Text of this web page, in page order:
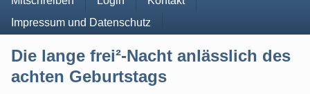
Impressum und Datenschutz
Die lange frei²-Nacht anlässlich des
achten Geburtstags